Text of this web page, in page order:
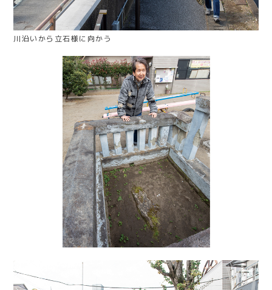
川沿いから立石様に向かう